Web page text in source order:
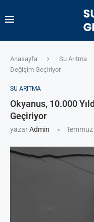
Anasayfa Su Arıtma
Değişim Geçiriyor
SU ARITMA
Okyanus, 10.000
Geçiriyor
yazarAdmin